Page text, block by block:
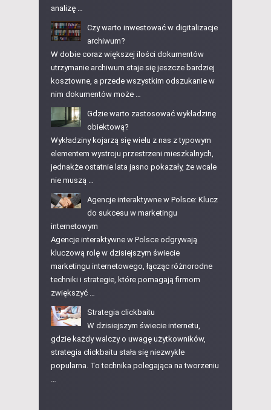
analizę …
Czy warto inwestować w digitalizacje
archiwum?
W dobie coraz większej ilości dokumentów
utrzymanie archiwum staje się jeszcze bardziej
kosztowne, a przede wszystkim odszukanie w
nim dokumentów może …
Gdzie warto zastosować wykładzinę
obiektową?
Wykładziny kojarzą się wielu z nas z typowym
elementem wystroju przestrzeni mieszkalnych,
jednakże ostatnie lata jasno pokazały, że wcale
nie muszą …
Agencje interaktywne w Polsce: Klucz
do sukcesu w marketingu
internetowym
Agencje interaktywne w Polsce odgrywają
kluczową rolę w dzisiejszym świecie
marketingu internetowego, łącząc różnorodne
techniki i strategie, które pomagają firmom
zwiększyć …
Strategia clickbaitu
W dzisiejszym świecie internetu,
gdzie każdy walczy o uwagę użytkowników,
strategia clickbaitu stała się niezwykle
popularna. To technika polegająca na tworzeniu